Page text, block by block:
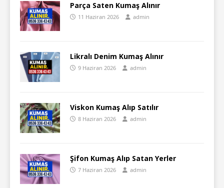
Parça Saten Kumaş Alınır
11 Haziran 2026 admin
Likralı Denim Kumaş Alınır
9 Haziran 2026 admin
Viskon Kumaş Alıp Satılır
8 Haziran 2026 admin
Şifon Kumaş Alıp Satan Yerler
7 Haziran 2026 admin